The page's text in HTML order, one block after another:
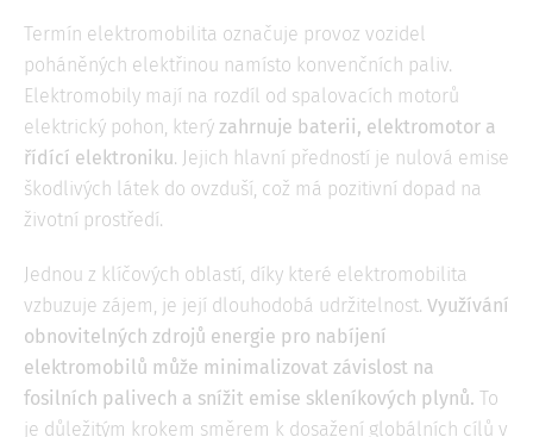
Termín elektromobilita označuje provoz vozidel
poháněných elektřinou namísto konvenčních paliv.
Elektromobily mají na rozdíl od spalovacích motorů
elektrický pohon, který zahrnuje baterii, elektromotor a
řídící elektroniku. Jejich hlavní předností je nulová emise
škodlivých látek do ovzduší, což má pozitivní dopad na
životní prostředí.
Jednou z klíčových oblastí, díky které elektromobilita
vzbuzuje zájem, je její dlouhodobá udržitelnost. Využívání
obnovitelných zdrojů energie pro nabíjení
elektromobilů může minimalizovat závislost na
fosilních palivech a snížit emise skleníkových plynů. To
je důležitým krokem směrem k dosažení globálních cílů v